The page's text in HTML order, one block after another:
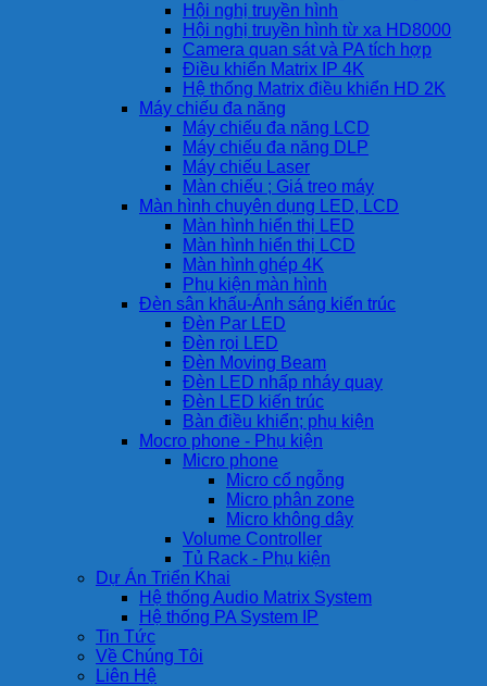
Hội nghị truyền hình
Hội nghị truyền hình từ xa HD8000
Camera quan sát và PA tích hợp
Điều khiển Matrix IP 4K
Hệ thống Matrix điều khiển HD 2K
Máy chiếu đa năng
Máy chiếu đa năng LCD
Máy chiếu đa năng DLP
Máy chiếu Laser
Màn chiếu ; Giá treo máy
Màn hình chuyên dụng LED, LCD
Màn hình hiển thị LED
Màn hình hiển thị LCD
Màn hình ghép 4K
Phụ kiện màn hình
Đèn sân khấu-Ánh sáng kiến trúc
Đèn Par LED
Đèn rọi LED
Đèn Moving Beam
Đèn LED nhấp nháy quay
Đèn LED kiến trúc
Bàn điều khiển; phụ kiện
Mocro phone - Phụ kiện
Micro phone
Micro cổ ngỗng
Micro phân zone
Micro không dây
Volume Controller
Tủ Rack - Phụ kiện
Dự Án Triển Khai
Hệ thống Audio Matrix System
Hệ thống PA System IP
Tin Tức
Về Chúng Tôi
Liên Hệ